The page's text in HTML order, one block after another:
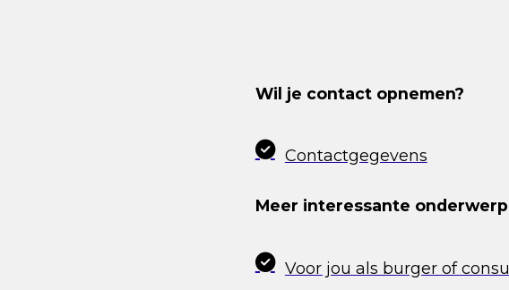
Wil je contact opnemen?
Contactgegevens
Meer interessante
Voor jou als burger of